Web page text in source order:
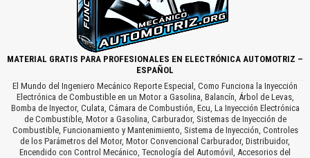
MATERIAL GRATIS PARA PROFESIONALES EN ELECTRÓNICA AUTOMOTRIZ –
ESPAÑOL
El Mundo del Ingeniero Mecánico Reporte Especial, Como Funciona la Inyección
Electrónica de Combustible en un Motor a Gasolina, Balancín, Árbol de Levas,
Bomba de Inyector, Culata, Cámara de Combustión, Ecu, La Inyección Electrónica
de Combustible, Motor a Gasolina, Carburador, Sistemas de Inyección de
Combustible, Funcionamiento y Mantenimiento, Sistema de Inyección, Controles
de los Parámetros del Motor, Motor Convencional Carburador, Distribuidor,
Encendido con Control Mecánico, Tecnología del Automóvil, Accesorios del